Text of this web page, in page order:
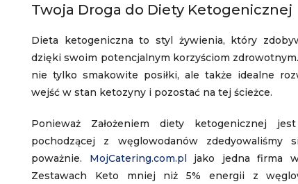
Twoja Droga do Diety Ketogenicznej
Dieta ketogeniczna to styl żywienia, który
dzięki swoim potencjalnym korzyściom
nie tylko smakowite posiłki, ale także idealne
wejść w stan ketozyny i pozostać na tej ścieżce.
Ponieważ Założeniem diety ketogenicznej
pochodzącej z węglowodanów zdedyowaliśmy
poważnie. MojCatering.com.pl jako jedna firma
Zestawach Keto mniej niż 5% energii z